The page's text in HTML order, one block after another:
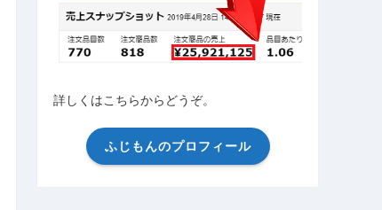
詳しくはこちらからどうぞ。
ふじもんのプロフィール